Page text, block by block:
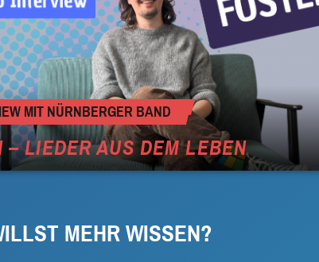
MIT NÜRNBERGER BAND
– LIEDER AUS DEM LEBEN
MEHR WISSEN?